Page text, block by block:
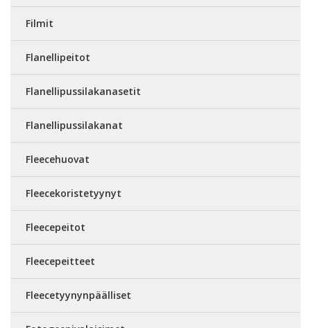
Filmit
Flanellipeitot
Flanellipussilakanasetit
Flanellipussilakanat
Fleecehuovat
Fleecekoristetyynyt
Fleecepeitot
Fleecepeitteet
Fleecetyynynpäälliset